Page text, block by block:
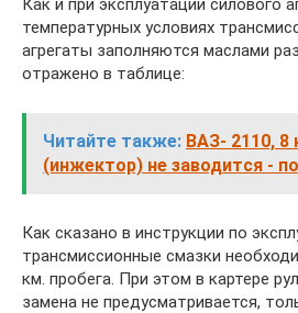
температурных условиях
агрегаты заполняются маслами
отражено в таблице:
Читайте также: ВАЗ- 2110, 8
(инжектор) не заводится -
Как сказано в инструкции по
трансмиссионные смазки
км. пробега. При этом в картере
замена не предусматривается,